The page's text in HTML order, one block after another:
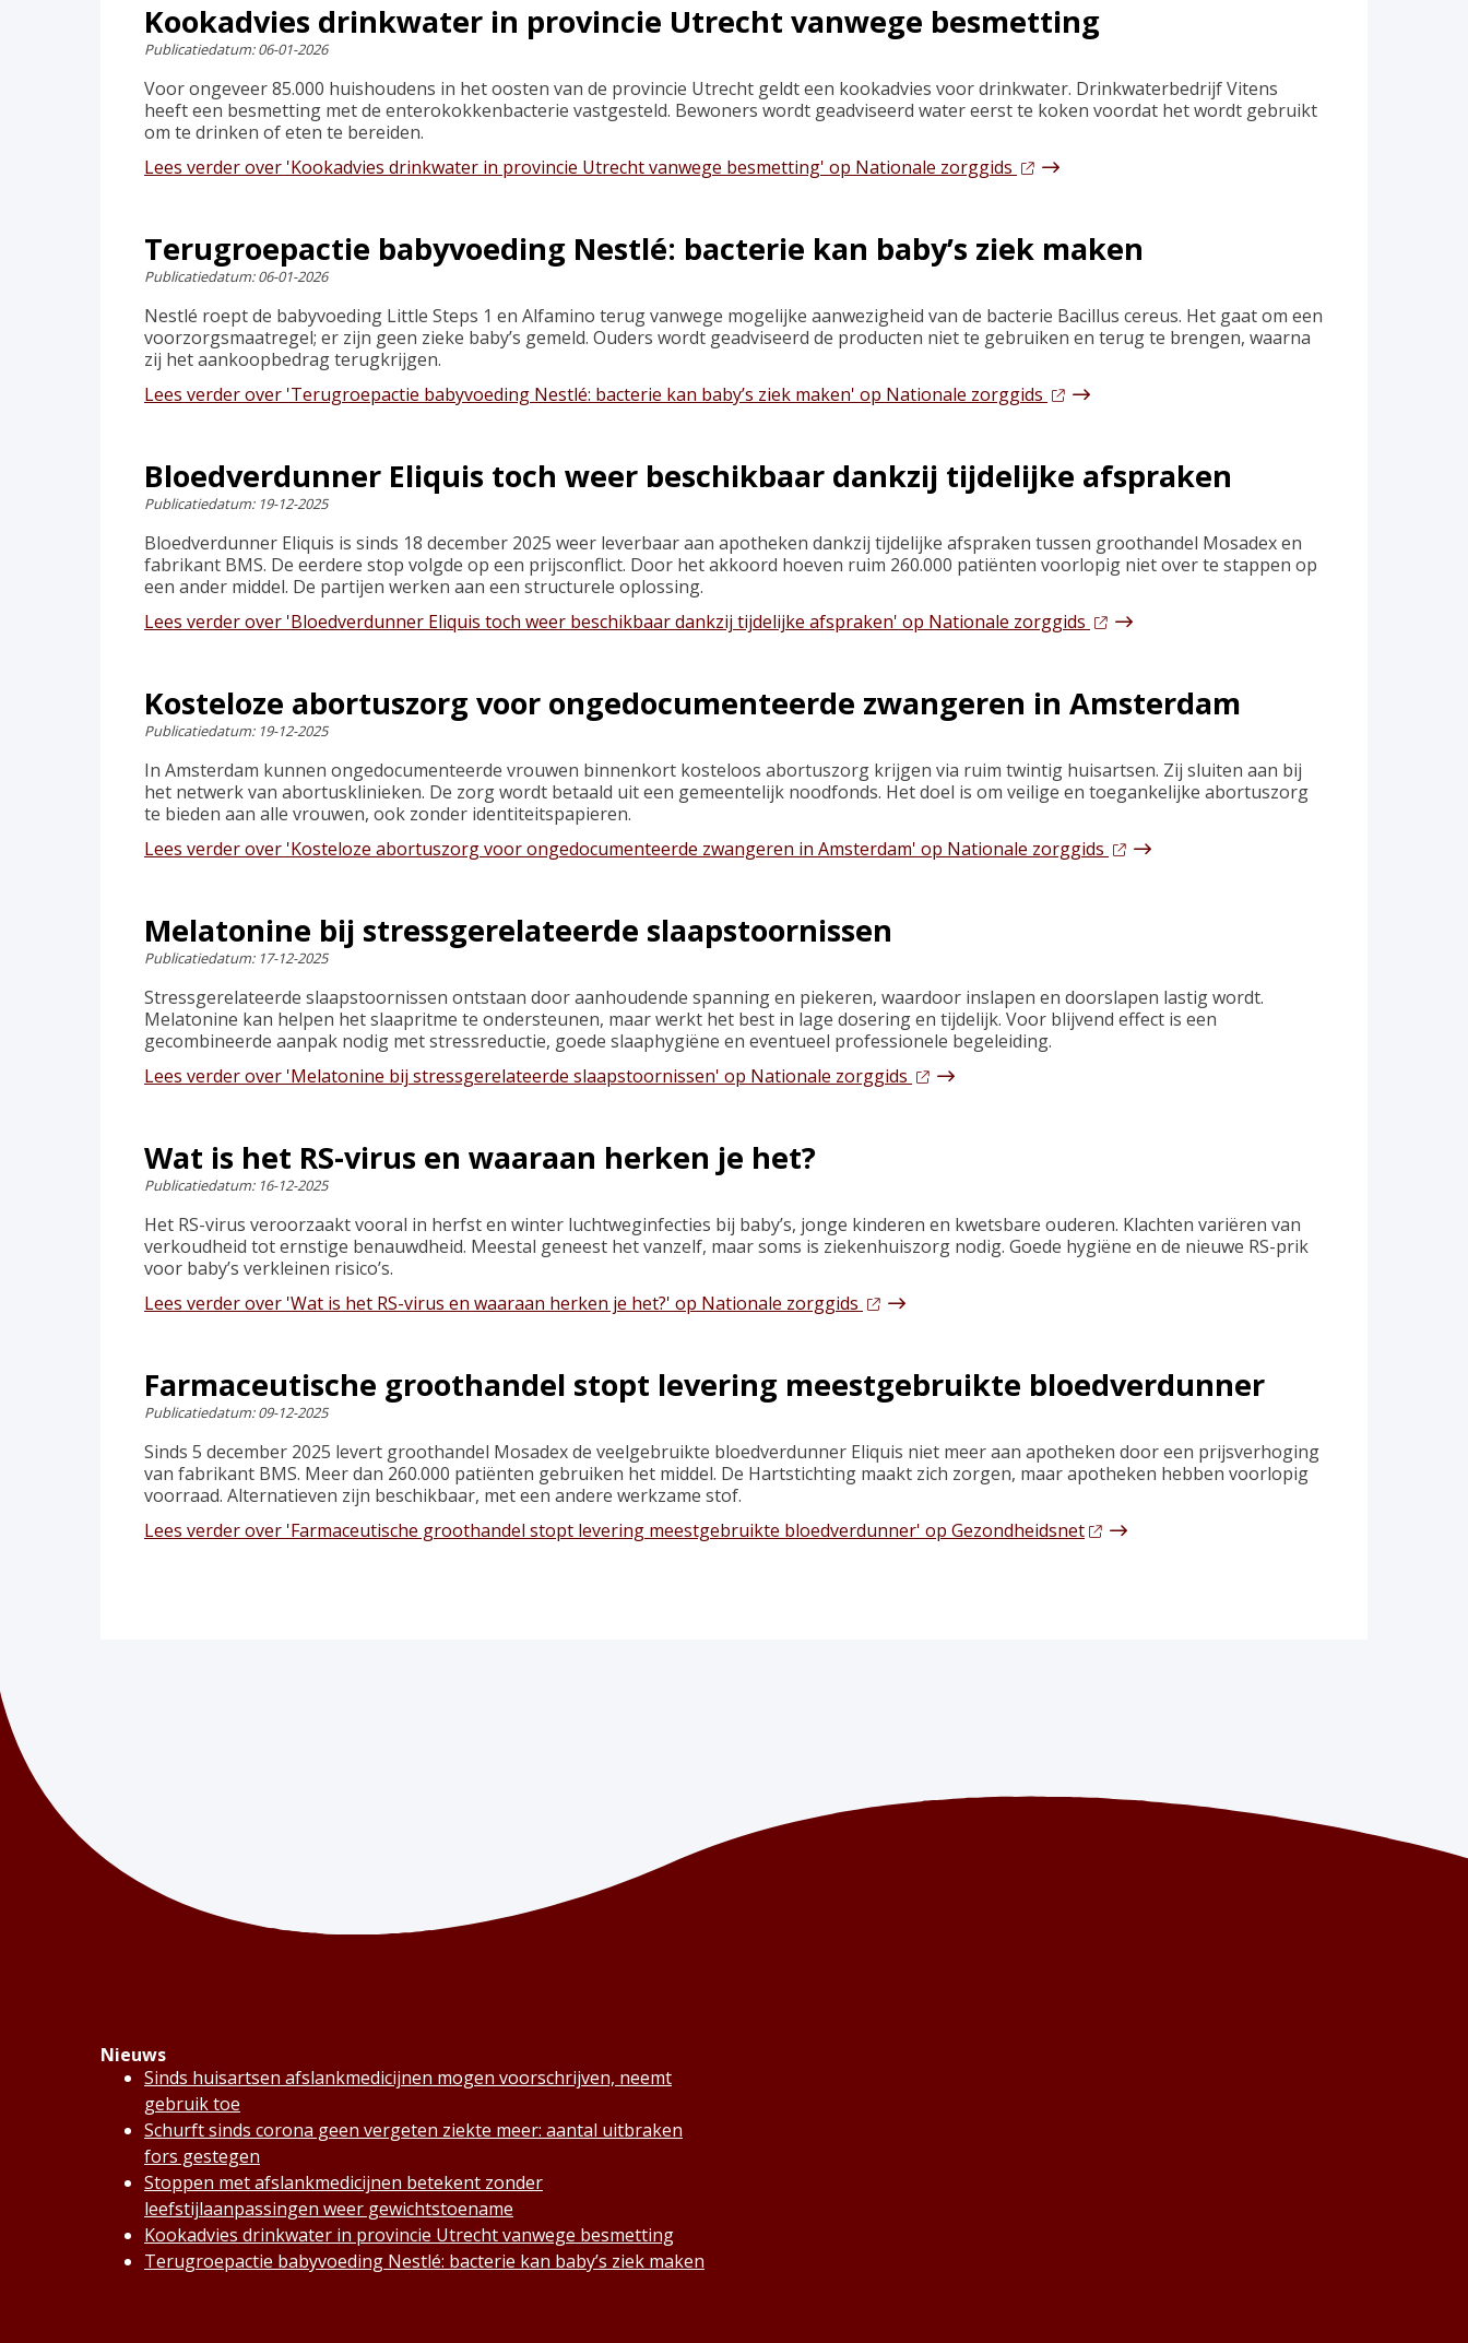
Kookadvies drinkwater in provincie Utrecht vanwege besmetting
Publicatiedatum:06-01-2026
Voor ongeveer 85.000 huishoudens in het oosten van de provincie Utrecht geldt een kookadvies voor drinkwater. Drinkwaterbedrijf Vitens
heeft een besmetting met de enterokokkenbacterie vastgesteld. Bewoners wordt geadviseerd water eerst te koken voordat het wordt gebruikt
om te drinken of eten te bereiden.
Lees verderover 'Kookadvies drinkwater in provincie Utrecht vanwege besmetting' op Nationale zorggids
Terugroepactie babyvoeding Nestlé: bacterie kan baby’s ziek maken
Publicatiedatum:06-01-2026
Nestlé roept de babyvoeding Little Steps 1 en Alfamino terug vanwege mogelijke aanwezigheid van de bacterie Bacillus cereus. Het gaat om een
voorzorgsmaatregel; er zijn geen zieke baby’s gemeld. Ouders wordt geadviseerd de producten niet te gebruiken en terug te brengen, waarna
zij het aankoopbedrag terugkrijgen.
Lees verderover 'Terugroepactie babyvoeding Nestlé: bacterie kan baby’s ziek maken' op Nationale zorggids
Bloedverdunner Eliquis toch weer beschikbaar dankzij tijdelijke afspraken
Publicatiedatum: 19-12-2025
Bloedverdunner Eliquis is sinds 18 december 2025 weer leverbaar aan apotheken dankzij tijdelijke afspraken tussen groothandel Mosadex en
fabrikant BMS. De eerdere stop volgde op een prijsconflict. Door het akkoord hoeven ruim 260.000 patiënten voorlopig niet over te stappen op
een ander middel. De partijen werken aan een structurele oplossing.
Lees verderover 'Bloedverdunner Eliquis toch weer beschikbaar dankzij tijdelijke afspraken' op Nationale zorggids
Kosteloze abortuszorg voor ongedocumenteerde zwangeren in Amsterdam
Publicatiedatum: 19-12-2025
In Amsterdam kunnen ongedocumenteerde vrouwen binnenkort kosteloos abortuszorg krijgen via ruim twintig huisartsen. Zij sluiten aan bij
het netwerk van abortusklinieken. De zorg wordt betaald uit een gemeentelijk noodfonds. Het doel is om veilige en toegankelijke abortuszorg
te bieden aan alle vrouwen, ook zonder identiteitspapieren.
Lees verderover 'Kosteloze abortuszorg voor ongedocumenteerde zwangeren in Amsterdam' op Nationale zorggids
Melatonine bij stressgerelateerde slaapstoornissen
Publicatiedatum: 17-12-2025
Stressgerelateerde slaapstoornissen ontstaan door aanhoudende spanning en piekeren, waardoor inslapen en doorslapen lastig wordt.
Melatonine kan helpen het slaapritme te ondersteunen, maar werkt het best in lage dosering en tijdelijk. Voor blijvend effect is een
gecombineerde aanpak nodig met stressreductie, goede slaaphygiëne en eventueel professionele begeleiding.
Lees verderover 'Melatonine bij stressgerelateerde slaapstoornissen' op Nationale zorggids
Wat is het RS-virus en waaraan herken je het?
Publicatiedatum: 16-12-2025
Het RS-virus veroorzaakt vooral in herfst en winter luchtweginfecties bij baby’s, jonge kinderen en kwetsbare ouderen. Klachten variëren van
verkoudheid tot ernstige benauwdheid. Meestal geneest het vanzelf, maar soms is ziekenhuiszorg nodig. Goede hygiëne en de nieuwe RS-prik
voor baby’s verkleinen risico’s.
Lees verderover 'Wat is het RS-virus en waaraan herken je het?' op Nationale zorggids
Farmaceutische groothandel stopt levering meestgebruikte bloedverdunner
Publicatiedatum:09-12-2025
Sinds 5 december 2025 levert groothandel Mosadex de veelgebruikte bloedverdunner Eliquis niet meer aan apotheken door een prijsverhoging
van fabrikant BMS. Meer dan 260.000 patiënten gebruiken het middel. De Hartstichting maakt zich zorgen, maar apotheken hebben voorlopig
voorraad. Alternatieven zijn beschikbaar, met een andere werkzame stof.
Lees verderover 'Farmaceutische groothandel stopt levering meestgebruikte bloedverdunner' op Gezondheidsnet
Nieuws
Sinds huisartsen afslankmedicijnen mogen voorschrijven, neemt
gebruik toe
Schurft sinds corona geen vergeten ziekte meer: aantal uitbraken
fors gestegen
Stoppen met afslankmedicijnen betekent zonder
leefstijlaanpassingen weer gewichtstoename
Kookadvies drinkwater in provincie Utrecht vanwege besmetting
Terugroepactie babyvoeding Nestlé: bacterie kan baby’s ziek maken